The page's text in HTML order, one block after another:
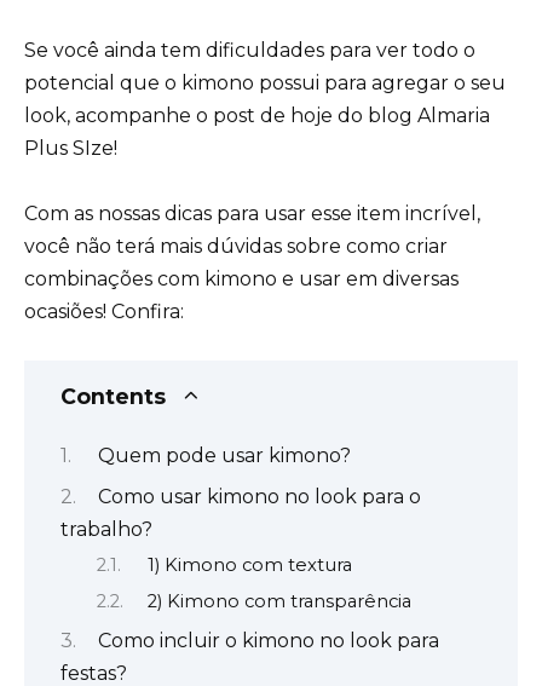
Se você ainda tem dificuldades para ver todo o
potencial que o kimono possui para agregar o seu
look, acompanhe o post de hoje do blog Almaria
Plus SIze!
Com as nossas dicas para usar esse item incrível,
você não terá mais dúvidas sobre como criar
combinações com kimono e usar em diversas
ocasiões! Confira:
Contents
Quem pode usar kimono?
Como usar kimono no look para o
trabalho?
1) Kimono com textura
2) Kimono com transparência
Como incluir o kimono no look para
festas?